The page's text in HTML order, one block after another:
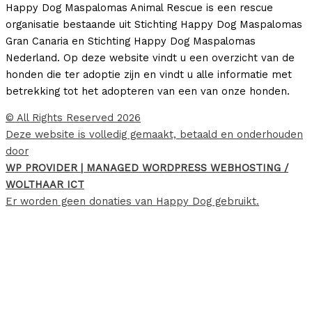
Happy Dog Maspalomas Animal Rescue is een rescue
organisatie bestaande uit Stichting Happy Dog Maspalomas
Gran Canaria en Stichting Happy Dog Maspalomas
Nederland. Op deze website vindt u een overzicht van de
honden die ter adoptie zijn en vindt u alle informatie met
betrekking tot het adopteren van een van onze honden.
© All Rights Reserved 2026
Deze website is volledig gemaakt, betaald en onderhouden
door
WP PROVIDER | MANAGED WORDPRESS WEBHOSTING /
WOLTHAAR ICT
Er worden geen donaties van Happy Dog gebruikt.